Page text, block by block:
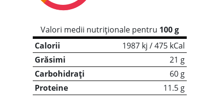
Valori medii nutriționale pentru 100 g
Calorii
1987 kj / 475 kCal
Grăsimi
21 g
Carbohidrați
60 g
Proteine
11.5 g